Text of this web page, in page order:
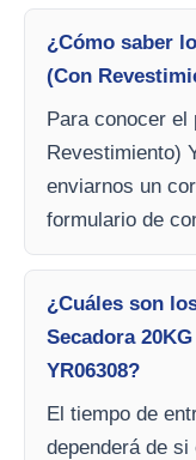
¿Cómo saber
(Con
Para conocer el
Revestimiento)
enviarnos un
formulario de
¿Cuáles son
Secadora
YR06308?
El tiempo de
dependerá de